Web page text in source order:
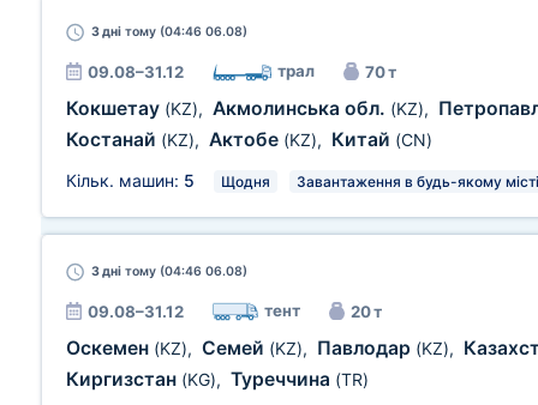
3 дні тому (04:46 06.08)
09.08–31.12 трал 70 т
Кокшетау (KZ), Акмолинська обл. (KZ),
Костанай (KZ), Актобе (KZ), Китай (CN)
Кільк. машин: 5 Щодня Завантаження в будь-якому місті
3 дні тому (04:46 06.08)
09.08–31.12 тент 20 т
Оскемен (KZ), Семей (KZ), Павлодар (KZ),
Киргизстан (KG), Туреччина (TR)